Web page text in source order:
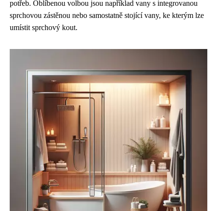
potřeb. Oblíbenou volbou jsou například vany s integrovanou
sprchovou zástěnou nebo samostatně stojící vany, ke kterým lze
umístit sprchový kout.